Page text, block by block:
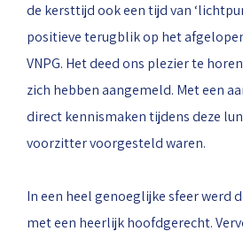
de kersttijd ook een tijd van
positieve terugblik op het
VNPG. Het deed ons plezier te
zich hebben aangemeld. Met een
direct kennismaken tijdens deze
voorzitter voorgesteld waren.
In een heel genoeglijke sfeer werd
met een heerlijk hoofdgerecht.